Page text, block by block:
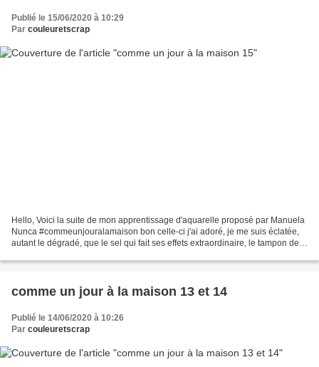
Publié le 15/06/2020 à 10:29
Par couleuretscrap
Hello, Voici la suite de mon apprentissage d'aquarelle proposé par Manuela
Nunca #commeunjouralamaison bon celle-ci j'ai adoré, je me suis éclatée,
autant le dégradé, que le sel qui fait ses effets extraordinaire, le tampon de
comme un jour à la maison 13 et 14
Publié le 14/06/2020 à 10:26
Par couleuretscrap